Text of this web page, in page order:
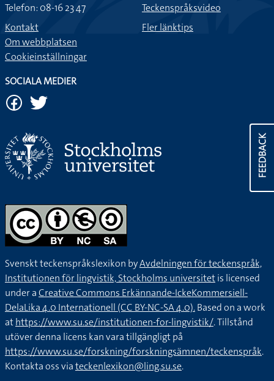
FEEDBACK
Telefon: 08-16 23 47
Kontakt
Om webbplatsen
Cookieinställningar
Teckenspråksvideo
Fler länktips
SOCIALA MEDIER
Svenskt teckenspråkslexikon byAvdelningen för teckenspråk,
Institutionen för lingvistik, Stockholms universitetis licensed
under aCreative Commons Erkännande-IckeKommersiell-
DelaLika 4.0 Internationell (CC BY-NC-SA 4.0).Based on a work
athttps://www.su.se/institutionen-for-lingvistik/. Tillstånd
utöver denna licens kan vara tillgängligt på
https://www.su.se/forskning/forskningsämnen/teckenspråk.
Kontakta oss viateckenlexikon@ling.su.se.